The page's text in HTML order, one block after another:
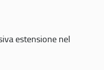
estensione nel